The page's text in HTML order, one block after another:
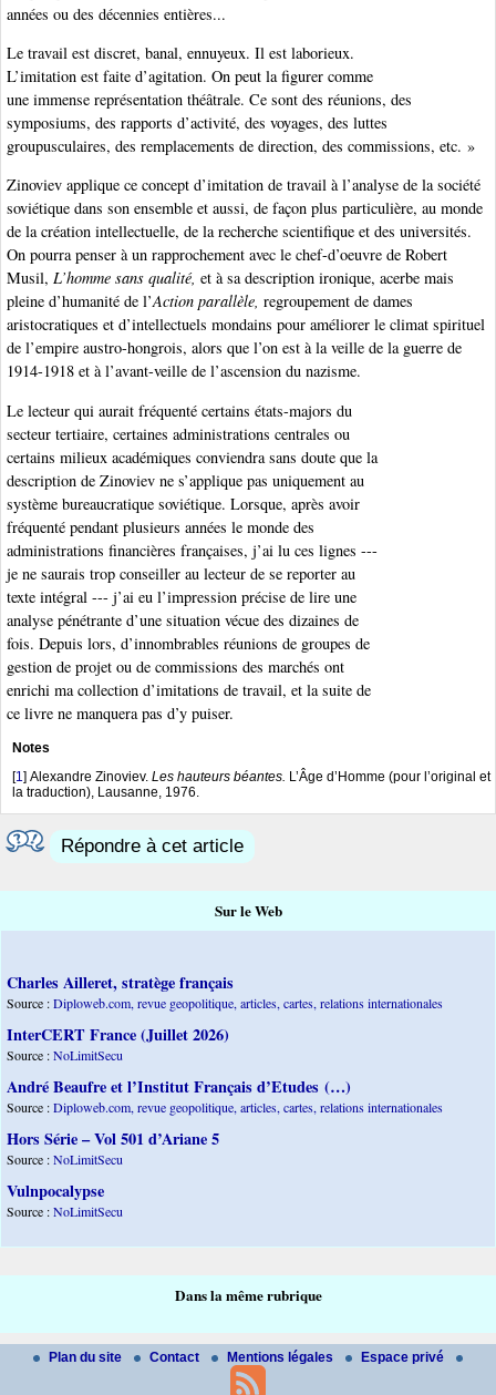
années ou des décennies entières...
Le travail est discret, banal, ennuyeux. Il est laborieux.
L’imitation est faite d’agitation. On peut la figurer comme
une immense représentation théâtrale. Ce sont des réunions, des
symposiums, des rapports d’activité, des voyages, des luttes
groupusculaires, des remplacements de direction, des commissions, etc. »
Zinoviev applique ce concept d’imitation de travail à l’analyse de la société
soviétique dans son ensemble et aussi, de façon plus particulière, au monde
de la création intellectuelle, de la recherche scientifique et des universités.
On pourra penser à un rapprochement avec le chef-d’oeuvre de Robert
Musil, L’homme sans qualité, et à sa description ironique, acerbe mais
pleine d’humanité de l’Action parallèle, regroupement de dames
aristocratiques et d’intellectuels mondains pour améliorer le climat spirituel
de l’empire austro-hongrois, alors que l’on est à la veille de la guerre de
1914-1918 et à l’avant-veille de l’ascension du nazisme.
Le lecteur qui aurait fréquenté certains états-majors du
secteur tertiaire, certaines administrations centrales ou
certains milieux académiques conviendra sans doute que la
description de Zinoviev ne s’applique pas uniquement au
système bureaucratique soviétique. Lorsque, après avoir
fréquenté pendant plusieurs années le monde des
administrations financières françaises, j’ai lu ces lignes ---
je ne saurais trop conseiller au lecteur de se reporter au
texte intégral --- j’ai eu l’impression précise de lire une
analyse pénétrante d’une situation vécue des dizaines de
fois. Depuis lors, d’innombrables réunions de groupes de
gestion de projet ou de commissions des marchés ont
enrichi ma collection d’imitations de travail, et la suite de
ce livre ne manquera pas d’y puiser.
Notes
[1] Alexandre Zinoviev. Les hauteurs béantes. L’Âge d’Homme (pour l’original et
la traduction), Lausanne, 1976.
Répondre à cet article
Sur le Web
Charles Ailleret, stratège français
Source :Diploweb.com, revue geopolitique, articles, cartes, relations internationales
InterCERT France (Juillet 2026)
Source :NoLimitSecu
André Beaufre et l’Institut Français d’Etudes (…)
Source :Diploweb.com, revue geopolitique, articles, cartes, relations internationales
Hors Série – Vol 501 d’Ariane 5
Source :NoLimitSecu
Vulnpocalypse
Source :NoLimitSecu
Dans la même rubrique
Plan du site Contact Mentions légales Espace privé